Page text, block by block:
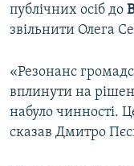
публічних осіб до
звільнити Олега
«Резонанс
вплинути на
набуло чинності.
сказав Дмитро